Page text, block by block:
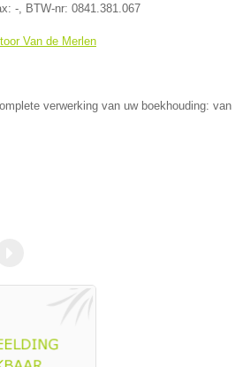
- , BTW-nr: 0841.381.067
Van de Merlen
verwerking van uw boekhouding: van